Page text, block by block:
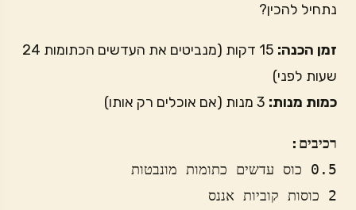
נתחיל להכין?
זמן הכנה:
15 דקות (מנביטים את העדשים הכתומות 24
שעות לפני)
כמות מנות:
רכיבים: